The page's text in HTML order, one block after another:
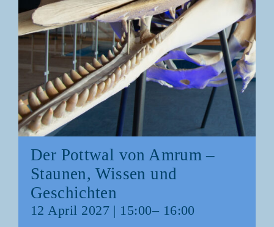
Der Pott­wal von Amrum –
Stau­nen, Wis­sen und
Geschichten
12 April 2027 | 15:00– 16:00